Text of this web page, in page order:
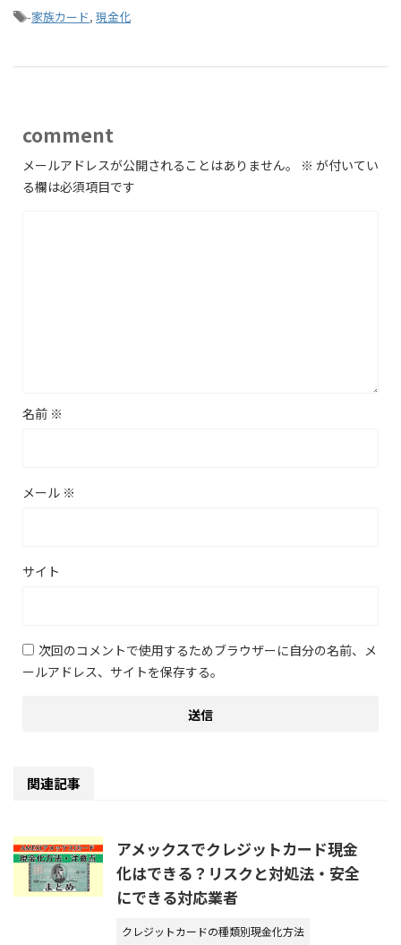
-家族カード, 現金化
comment
メールアドレスが公開されることはありません。 ※ が付いてい
る欄は必須項目です
名前 ※
メール ※
サイト
次回のコメントで使用するためブラウザーに自分の名前、メ
ールアドレス、サイトを保存する。
関連記事
アメックスでクレジットカード現金
化はできる？リスクと対処法・安全
にできる対応業者
クレジットカードの種類別現金化方法